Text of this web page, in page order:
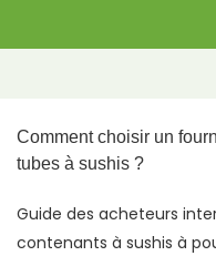
Comment choisir un
tubes à sushis ?
Guide des acheteurs
contenants à sushis à